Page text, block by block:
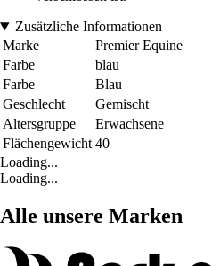
Zusätzliche Informationen
Marke
Premier Equine
Farbe
blau
Farbe
Blau
Geschlecht
Gemischt
Altersgruppe
Erwachsene
Flächengewicht 40
Loading...
Loading...
Alle unsere Marken